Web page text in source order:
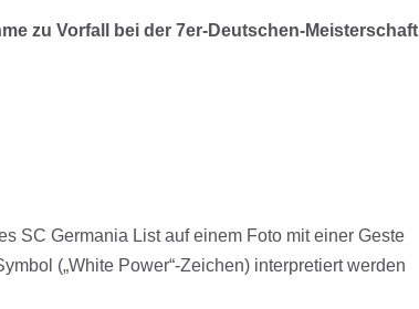
zu Vorfall bei der 7er-Deutschen-Meisterschaft
SC Germania List auf einem Foto mit einer Geste
(„White Power“-Zeichen) interpretiert werden